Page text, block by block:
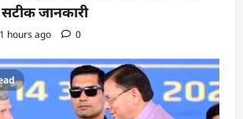
सटीक जानकारी
hours ago 0